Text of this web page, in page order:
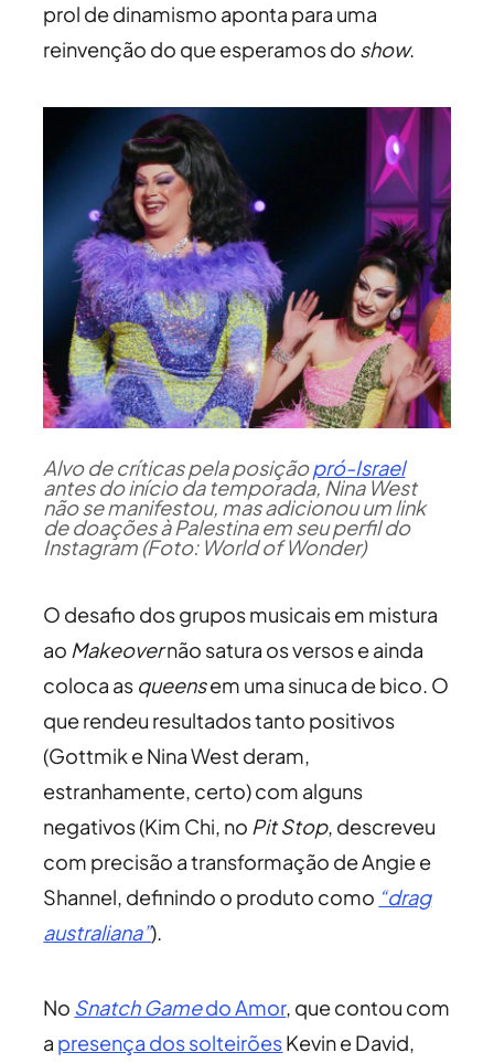
prol de dinamismo aponta para uma
reinvenção do que esperamos do show.
Alvo de críticas pela posiçãopró-Israel
antes do início da temporada, Nina West
não se manifestou, mas adicionou um link
de doações à Palestina em seu perfil do
Instagram (Foto: World of Wonder)
O desafio dos grupos musicais em mistura
ao Makeovernão satura os versos e ainda
coloca as queensem uma sinuca de bico. O
que rendeu resultados tanto positivos
(Gottmik e Nina West deram,
estranhamente, certo) com alguns
negativos (Kim Chi, no Pit Stop, descreveu
com precisão a transformação de Angie e
Shannel, definindo o produto como “drag
australiana”).
No Snatch Gamedo Amor, que contou com
a presença dos solteirõesKevin e David,